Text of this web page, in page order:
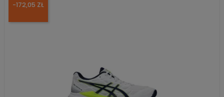
-172,05 ZŁ